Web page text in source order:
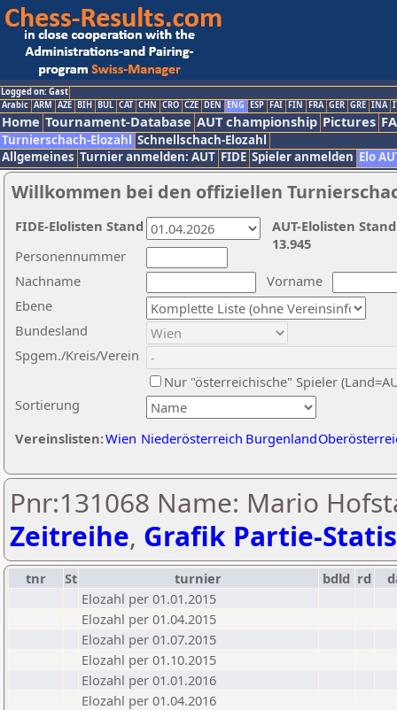
Logged on: Gast
Arabic ARM AZE BIH BUL CAT CHN CRO CZE DEN ENG ESP FAI FIN FRA GER GRE INA
Home Tournament-Database AUT championship Pictures
Turnierschach-Elozahl Schnellschach-Elozahl
Allgemeines Turnier anmelden: AUT FIDE Spieler anmelden Elo
Willkommen bei den offiziellen
Nachname
Vorname
Ebene
Sortierung
Personennummer
Bundesland
Spgem./Kreis/Verein
Nur "österreichische" Spieler
Vereinslisten:Wien Niederösterreich Burgenland
AUT-Elolisten
13.945
FIDE-Elolisten Stand
Pnr:131068 Name: Mario
Zeitreihe, Grafik Partie-
tnr St turnier bdld rd
Elozahl per 01.01.2015
Elozahl per 01.04.2015
Elozahl per 01.07.2015
Elozahl per 01.10.2015
Elozahl per 01.01.2016
Elozahl per 01.04.2016